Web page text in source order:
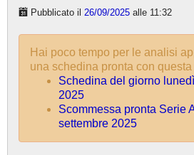
Pubblicato il 26/09/2025 alle 11:32
Hai poco tempo per le analisi
una schedina pronta con
Schedina del giorno
2025
Scommessa pronta Serie
settembre 2025